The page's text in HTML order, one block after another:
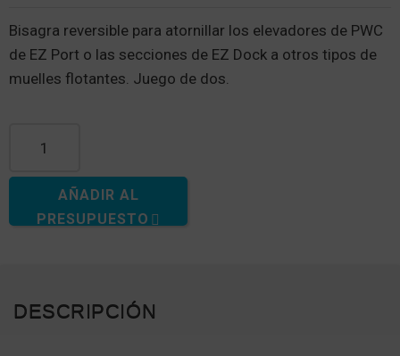
Bisagra reversible para atornillar los elevadores de PWC
de EZ Port o las secciones de EZ Dock a otros tipos de
muelles flotantes. Juego de dos.
AÑADIR AL
PRESUPUESTO
DESCRIPCIÓN